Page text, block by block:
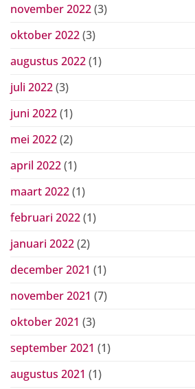
november 2022(3)
oktober 2022(3)
augustus 2022(1)
juli 2022(3)
juni 2022(1)
mei 2022(2)
april 2022(1)
maart 2022(1)
februari 2022(1)
januari 2022(2)
december 2021 (1)
november 2021 (7)
oktober 2021 (3)
september 2021 (1)
augustus 2021 (1)